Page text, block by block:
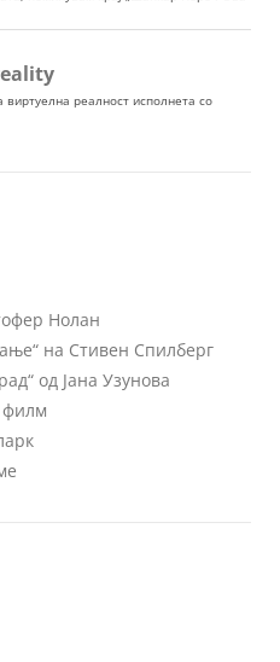
Нолан
на Стивен Спилберг
од Јана Узунова